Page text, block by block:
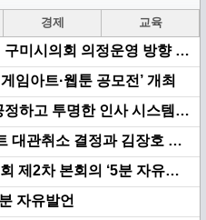
경제 교육
의정운영 방향 기자 간담회’ 개최
임아트·웹툰 공모전’ 개최
투명한 인사 시스템 구축 촉구
정과 김장호 시장 책임 집중 추궁
2차 본회의 ‘5분 자유발언’
자유발언